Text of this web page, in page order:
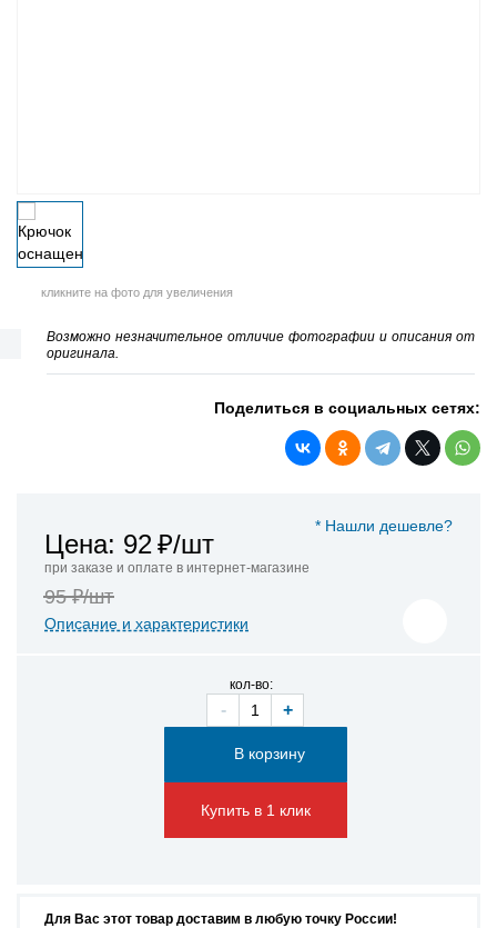
кликните на фото для увеличения
Возможно незначительное отличие фотографии и описания от
оригинала.
Поделиться в социальных сетях:
* Нашли дешевле?
Цена: 92₽/шт
при заказе и оплате в интернет-магазине
95 ₽/шт
Описание и характеристики
кол-во:
- +
Купить в 1 клик
Для Вас этот товар доставим в любую точку России!